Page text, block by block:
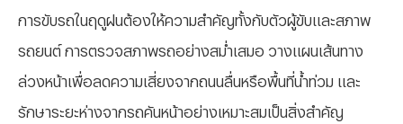
การขับรถในฤดูฝนต้องให้ความสำคัญทั้งกับตัวผู้ขับและสภาพ
รถยนต์ การตรวจสภาพรถอย่างสม่ำเสมอ วางแผนเส้นทาง
ล่วงหน้าเพื่อลดความเสี่ยงจากถนนลื่นหรือพื้นที่น้ำท่วม และ
รักษาระยะห่างจากรถคันหน้าอย่างเหมาะสมเป็นสิ่งสำคัญ